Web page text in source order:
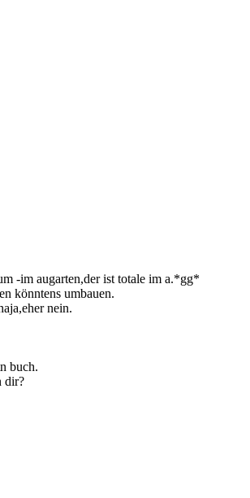
-im augarten,der ist totale im a.*gg*
könntens umbauen.
nein.
buch.
dir?